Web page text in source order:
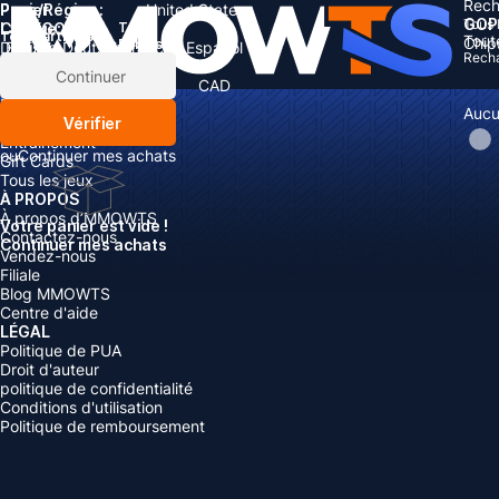
Tous
Pays/Région :
United States
Langue:
English Deutsch FrançaisEspañol
EUR
CAD
AUD
Panier
Total articles
Total:
Rabais: -
Continuer
Vérifier
ouContinuer mes achats
Votre panier est vide !
Continuer mes achats
CATÉGORIES
Devise
Boosting
Recharger
Comptes
Entraînement
Gift Cards
Tous les jeux
À PROPOS
À propos d’MMOWTS
Contactez-nous
Vendez-nous
Filiale
Blog MMOWTS
Centre d'aide
LÉGAL
Politique de PUA
Droit d'auteur
politique de confidentialité
Conditions d'utilisation
Politique de remboursement